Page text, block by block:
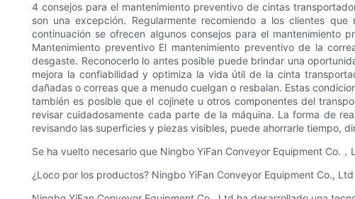
4 consejos para el mantenimiento preventivo de cintas
son una excepción. Regularmente recomiendo a los clientes
continuación se ofrecen algunos consejos para el mantenimiento
Mantenimiento preventivo El mantenimiento preventivo de la
desgaste. Reconocerlo lo antes posible puede brindar una
mejora la confiabilidad y optimiza la vida útil de la cinta
dañadas o correas que a menudo cuelgan o resbalan. Estas
también es posible que el cojinete u otros componentes del
revisar cuidadosamente cada parte de la máquina. La forma de
revisando las superficies y piezas visibles, puede ahorrarle tiempo,
Se ha vuelto necesario que Ningbo YiFan Conveyor Equipment Co.
¿Loco por los productos? Ningbo YiFan Conveyor Equipment Co.,